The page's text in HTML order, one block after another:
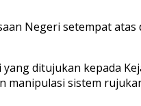
Negeri setempat
ditujukan kepada
manipulasi sistem